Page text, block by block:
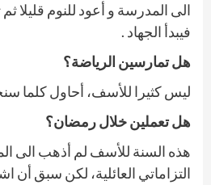
الى المدرسة و أعود للنوم قليلا
فيبدأ الجهاد .
هل تمارسين الرياضة؟
ليس كثيرا للأسف، أحاول كلما
هل تعملين خلال رمضان؟
هذه السنة للأسف لم أذهب الى
التزاماتي العائلية، لكن سبق أن